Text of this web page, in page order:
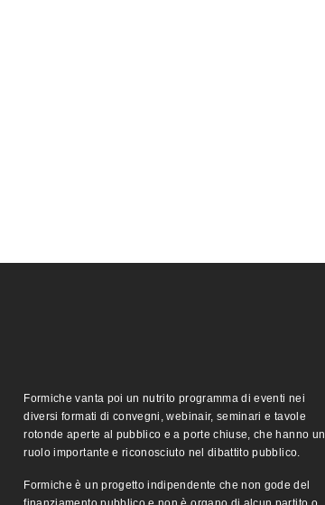
Formiche vanta poi un nutrito programma di eventi nei
diversi formati di convegni, webinair, seminari e tavole
rotonde aperte al pubblico e a porte chiuse, che hanno un
ruolo importante e riconosciuto nel dibattito pubblico.
Formiche è un progetto indipendente che non gode del